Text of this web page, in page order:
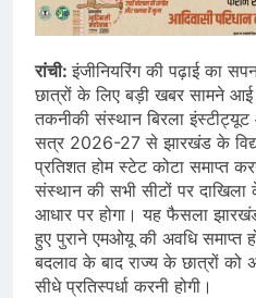
रांची:इंजीनियरिंग की पढ़ाई का
छात्रों के लिए बड़ी खबर सामने आई
तकनीकी संस्थान बिरला
सत्र 2026-27 से झारखंड के
प्रतिशत होम स्टेट कोटा समाप्त
संस्थान की सभी सीटों पर
आधार पर होगा। यह फैसला
हुए पुराने एमओयू की अवधि समाप्त
बदलाव के बाद राज्य के छात्रों
सीधे प्रतिस्पर्धा करनी होगी।